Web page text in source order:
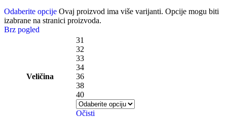
Odaberite opcije Ovaj proizvod ima više varijanti. Opcije mogu biti
izabrane na stranici proizvoda.
Brz pogled
Veličina
31
32
33
34
36
38
40
Očisti